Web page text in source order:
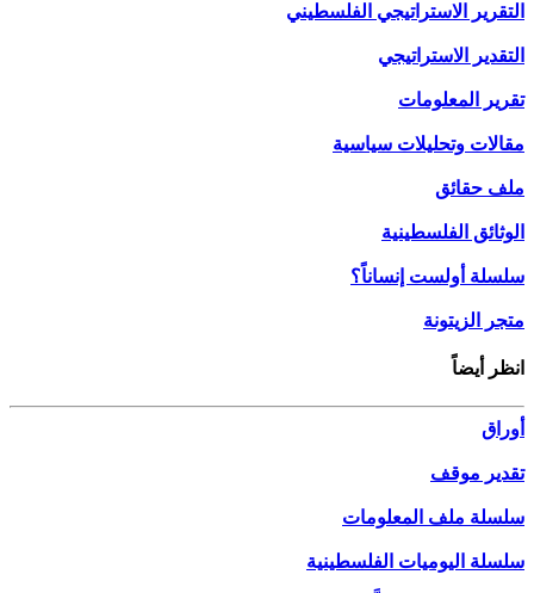
التقرير الاستراتيجي الفلسطيني
التقدير الاستراتيجي
تقرير المعلومات
مقالات وتحليلات سياسية
ملف حقائق
الوثائق الفلسطينية
سلسلة أولست إنساناً؟
متجر الزيتونة
انظر أيضاً
أوراق
تقدير موقف
سلسلة ملف المعلومات
سلسلة اليوميات الفلسطينية